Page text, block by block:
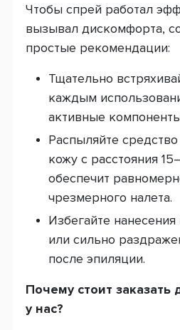
Чтобы спрей работал
вызывал дискомфорта,
простые рекомендации:
Тщательно
каждым
активные
Распыляйте
кожу с расстояния
обеспечит
чрезмерного налета.
Избегайте
или сильно
после эпиляции.
Почему стоит заказать
у нас?